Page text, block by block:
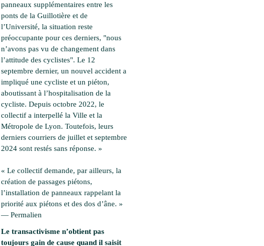
panneaux supplémentaires entre les
ponts de la Guillotière et de
l’Université, la situation reste
préoccupante pour ces derniers, "nous
n’avons pas vu de changement dans
l’attitude des cyclistes". Le 12
septembre dernier, un nouvel accident a
impliqué une cycliste et un piéton,
aboutissant à l’hospitalisation de la
cycliste. Depuis octobre 2022, le
collectif a interpellé la Ville et la
Métropole de Lyon. Toutefois, leurs
derniers courriers de juillet et septembre
2024 sont restés sans réponse. »
« Le collectif demande, par ailleurs, la
création de passages piétons,
l’installation de panneaux rappelant la
priorité aux piétons et des dos d’âne. »
— Permalien
Le transactivisme n’obtient pas
toujours gain de cause quand il saisit